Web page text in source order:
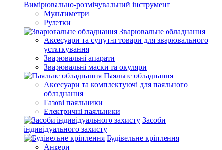
Вимірювально-розмічувальний інструмент
Мультиметри
Рулетки
Зварювальне обладнання
Аксесуари та супутні товари для зварювального
устаткування
Зварювальні апарати
Зварювальні маски та окуляри
Паяльне обладнання
Аксесуари та комплектуючі для паяльного
обладнання
Газові паяльники
Електричні паяльники
Засоби
індивідуального захисту
Будівельне кріплення
Анкери